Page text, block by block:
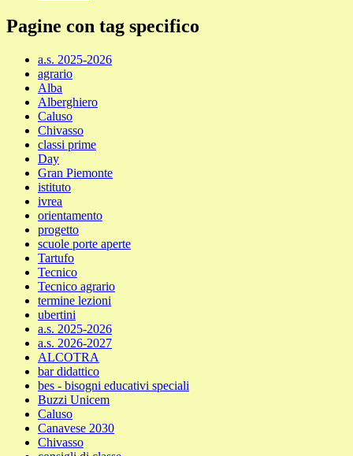
Pagine con tag specifico
a.s. 2025-2026
agrario
Alba
Alberghiero
Caluso
Chivasso
classi prime
Day
Gran Piemonte
istituto
ivrea
orientamento
progetto
scuole porte aperte
Tartufo
Tecnico
Tecnico agrario
termine lezioni
ubertini
a.s. 2025-2026
a.s. 2026-2027
ALCOTRA
bar didattico
bes - bisogni educativi speciali
Buzzi Unicem
Caluso
Canavese 2030
Chivasso